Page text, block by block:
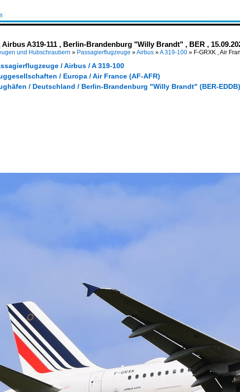
Airbus A319-111 , Berlin-Brandenburg "Willy Brandt" , BER ,
und Hubschraubern » Passagierflugzeuge »Airbus »A 319-100 » F-GRXK , Air
/ Airbus / A 319-100
/ Europa / Air France (AF-AFR)
/ Deutschland / Berlin-Brandenburg "Willy Brandt" (BER-EDDB)